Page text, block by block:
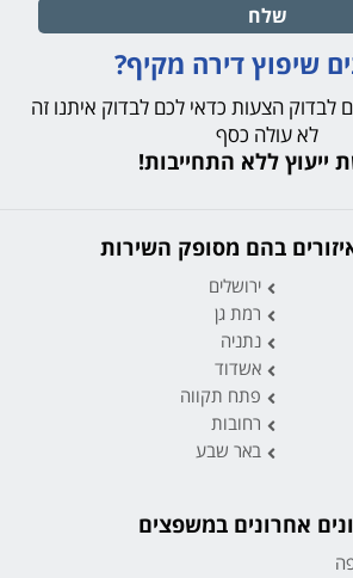
שלח
שיפוץ דירה מקיף?
לבדוק הצעות כדאי לכם לבדוק איתנו זה
לא עולה כסף
ייעוץ ללא התחייבות!
בהם מסופק השירות
ירושלים
רמת גן
נתניה
אשדוד
פתח תקווה
רחובות
באר שבע
אחרונים במשפצים